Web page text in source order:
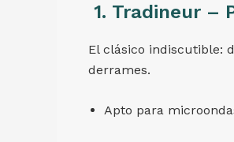
1. Tradineur –
El clásico indiscutible:
derrames.
Apto para